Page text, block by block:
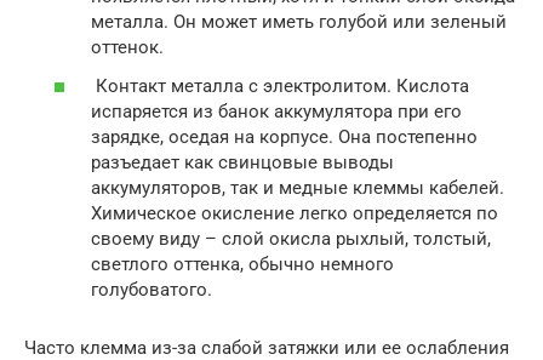
металла. Он может иметь голубой или зеленый
оттенок.
Контакт металла с электролитом. Кислота
испаряется из банок аккумулятора при его
зарядке, оседая на корпусе. Она постепенно
разъедает как свинцовые выводы
аккумуляторов, так и медные клеммы кабелей.
Химическое окисление легко определяется по
своему виду – слой окисла рыхлый, толстый,
светлого оттенка, обычно немного
голубоватого.
Часто клемма из-за слабой затяжки или ее ослабления